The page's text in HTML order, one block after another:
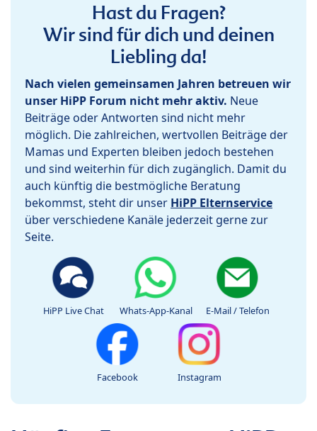
Hast du Fragen?
Wir sind für dich und deinen
Liebling da!
Nach vielen gemeinsamen Jahren betreuen wir
unser HiPP Forum nicht mehr aktiv. Neue
Beiträge oder Antworten sind nicht mehr
möglich. Die zahlreichen, wertvollen Beiträge der
Mamas und Experten bleiben jedoch bestehen
und sind weiterhin für dich zugänglich. Damit du
auch künftig die bestmögliche Beratung
bekommst, steht dir unser HiPP Elternservice
über verschiedene Kanäle jederzeit gerne zur
Seite.
HiPP Live Chat Whats-App-Kanal E-Mail / Telefon
Facebook Instagram